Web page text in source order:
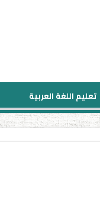
تعليم اللغة العربية